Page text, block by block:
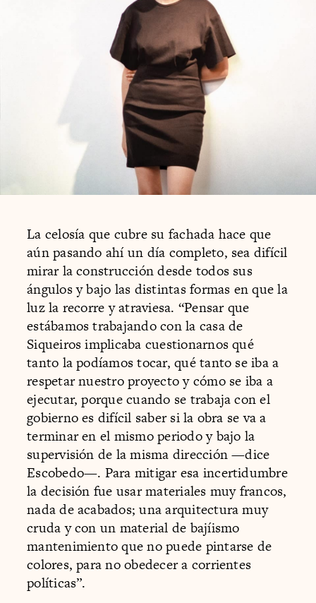
La celosía que cubre su fachada hace que
aún pasando ahí un día completo, sea difícil
mirar la construcción desde todos sus
ángulos y bajo las distintas formas en que la
luz la recorre y atraviesa. “Pensar que
estábamos trabajando con la casa de
Siqueiros implicaba cuestionarnos qué
tanto la podíamos tocar, qué tanto se iba a
respetar nuestro proyecto y cómo se iba a
ejecutar, porque cuando se trabaja con el
gobierno es difícil saber si la obra se va a
terminar en el mismo periodo y bajo la
supervisión de la misma dirección —dice
Escobedo—. Para mitigar esa incertidumbre
la decisión fue usar materiales muy francos,
nada de acabados; una arquitectura muy
cruda y con un material de bajíismo
mantenimiento que no puede pintarse de
colores, para no obedecer a corrientes
políticas”.